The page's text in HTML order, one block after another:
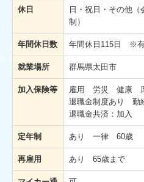
休日
日・祝日・その他（
制）
年間休日数 年間休日 115日 ※有
就業場所 群馬県太田市
加入保険等
雇用 労災 健康
退職金制度あり 勤
退職金共済：加入
定年制 あり 一律 60歳
再雇用 あり 65歳まで